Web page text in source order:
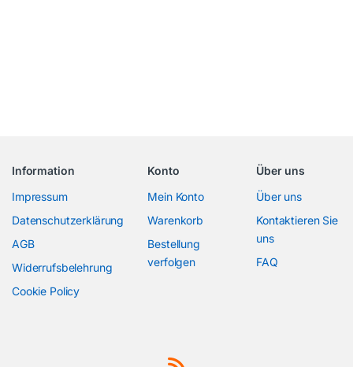
Information
Impressum
Datenschutzerklärung
AGB
Widerrufsbelehrung
Cookie Policy
Konto
Mein Konto
Warenkorb
Bestellung
verfolgen
Über uns
Über uns
Kontaktieren Sie
uns
FAQ